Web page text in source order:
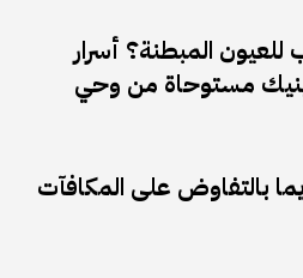
المبطنة؟ أسرار
مستوحاة من وحي
بالتفاوض على المكافآت